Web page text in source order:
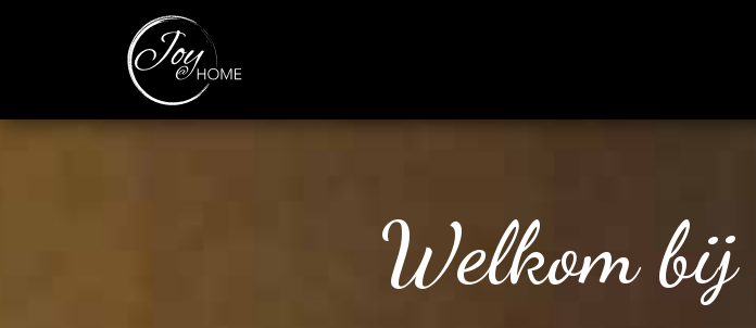
Welkom bij